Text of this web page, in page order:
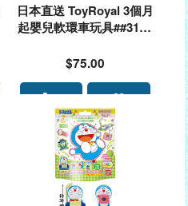
日本直送 ToyRoyal 3個月
起嬰兒軟環車玩具##3199
貨量🙏🏻🥰🥰
$75.00